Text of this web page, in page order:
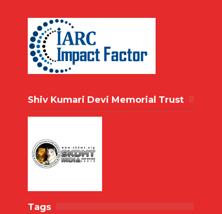
Shiv Kumari Devi Memorial Trust
Tags